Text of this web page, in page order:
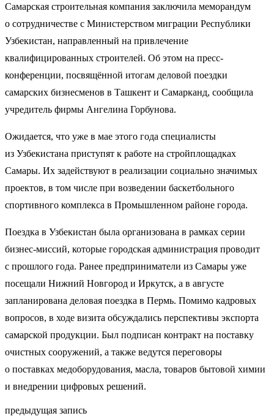
Самарская строительная компания заключила меморандум
о сотрудничестве с Министерством миграции Республики
Узбекистан, направленный на привлечение
квалифицированных строителей. Об этом на пресс-
конференции, посвящённой итогам деловой поездки
самарских бизнесменов в Ташкент и Самарканд, сообщила
учредитель фирмы Ангелина Горбунова.
Ожидается, что уже в мае этого года специалисты
из Узбекистана приступят к работе на стройплощадках
Самары. Их задействуют в реализации социально значимых
проектов, в том числе при возведении баскетбольного
спортивного комплекса в Промышленном районе города.
Поездка в Узбекистан была организована в рамках серии
бизнес-миссий, которые городская администрация проводит
с прошлого года. Ранее предприниматели из Самары уже
посещали Нижний Новгород и Иркутск, а в августе
запланирована деловая поездка в Пермь. Помимо кадровых
вопросов, в ходе визита обсуждались перспективы экспорта
самарской продукции. Был подписан контракт на поставку
очистных сооружений, а также ведутся переговоры
о поставках медоборудования, масла, товаров бытовой химии
и внедрении цифровых решений.
предыдущая запись